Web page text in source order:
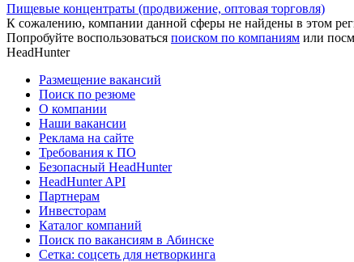
Пищевые концентраты (продвижение, оптовая торговля)
К сожалению, компании данной сферы не найдены в этом
Попробуйте воспользоваться поиском по компаниям или
HeadHunter
Размещение вакансий
Поиск по резюме
О компании
Наши вакансии
Реклама на сайте
Требования к ПО
Безопасный HeadHunter
HeadHunter API
Партнерам
Инвесторам
Каталог компаний
Поиск по вакансиям в Абинске
Сетка: соцсеть для нетворкинга